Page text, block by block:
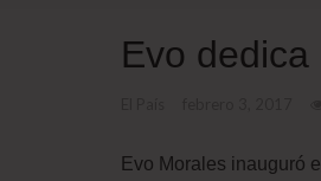
Evo
Evo Morales inauguró